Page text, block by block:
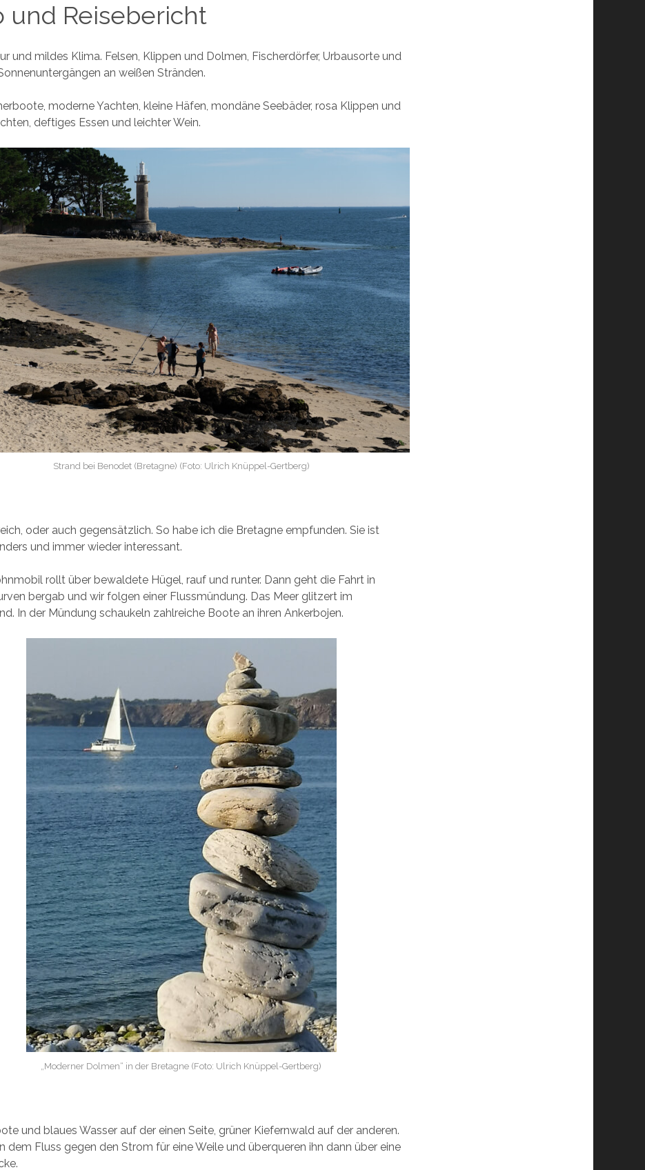
und Reisebericht
und mildes Klima. Felsen, Klippen und Dolmen, Fischerdörfer, Urbausorte und
an weißen Stränden.
moderne Yachten, kleine Häfen, mondäne Seebäder, rosa Klippen und
deftiges Essen und leichter Wein.
Strand bei Benodet (Bretagne) (Foto: Ulrich Knüppel-Gertberg)
oder auch gegensätzlich. So habe ich die Bretagne empfunden. Sie ist
und immer wieder interessant.
rollt über bewaldete Hügel, rauf und runter. Dann geht die Fahrt in
bergab und wir folgen einer Flussmündung. Das Meer glitzert im
In der Mündung schaukeln zahlreiche Boote an ihren Ankerbojen.
„Moderner Dolmen“ in der Bretagne (Foto: Ulrich Knüppel-Gertberg)
und blaues Wasser auf der einen Seite, grüner Kiefernwald auf der anderen.
dem Fluss gegen den Strom für eine Weile und überqueren ihn dann über eine